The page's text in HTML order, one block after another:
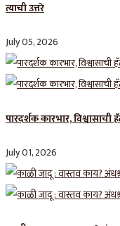
त्याची उत्तरे
July 05, 2026
पारदर्शक कारभार, विश्वासाची
July 01, 2026